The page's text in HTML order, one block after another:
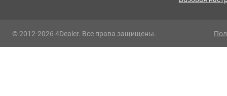
© 2012-2026 4Dealer. Все права защищены.